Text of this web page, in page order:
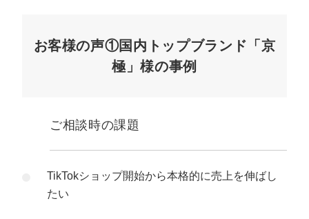
お客様の声①国内トップブランド「京
極」様の事例
ご相談時の課題
TikTokショップ開始から本格的に売上を伸ばし
たい